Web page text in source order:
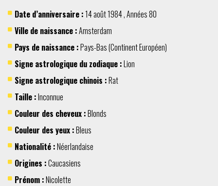
Date d’anniversaire :14 août1984,Années 80
Ville de naissance :Amsterdam
Pays de naissance :Pays-Bas(ContinentEuropéen)
Signe astrologique du zodiaque :Lion
Signe astrologique chinois :Rat
Taille :Inconnue
Couleur des cheveux :Blonds
Couleur des yeux :Bleus
Nationalité :Néerlandaise
Origines :Caucasiens
Prénom :Nicolette